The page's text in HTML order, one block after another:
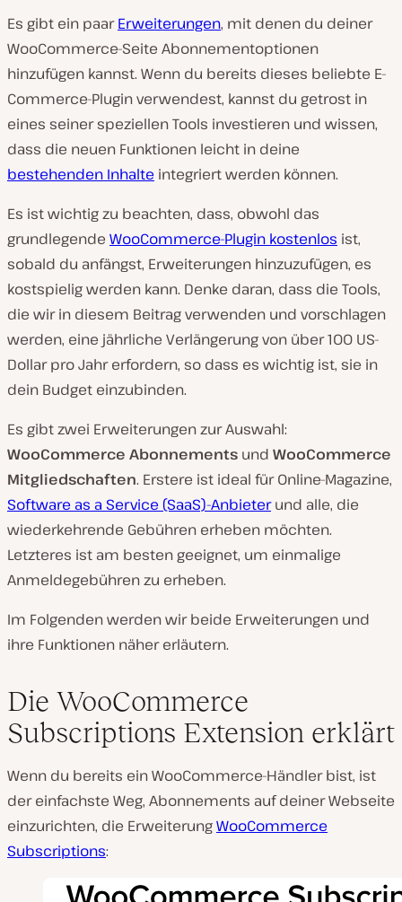
Es gibt ein paarErweiterungen, mit denen du deiner
WooCommerce-Seite Abonnementoptionen
hinzufügen kannst. Wenn du bereits dieses beliebte E-
Commerce-Plugin verwendest, kannst du getrost in
eines seiner speziellen Tools investieren und wissen,
dass die neuen Funktionen leicht in deine
bestehenden Inhalte integriert werden können.
Es ist wichtig zu beachten, dass, obwohl das
grundlegende WooCommerce-Plugin kostenlos ist,
sobald du anfängst, Erweiterungen hinzuzufügen, es
kostspielig werden kann. Denke daran, dass die Tools,
die wir in diesem Beitrag verwenden und vorschlagen
werden, eine jährliche Verlängerung von über 100 US-
Dollar pro Jahr erfordern, so dass es wichtig ist, sie in
dein Budget einzubinden.
Es gibt zwei Erweiterungen zur Auswahl:
WooCommerce Abonnements und WooCommerce
Mitgliedschaften. Erstere ist ideal für Online-Magazine,
Software as a Service (SaaS)-Anbieterund alle, die
wiederkehrende Gebühren erheben möchten.
Letzteres ist am besten geeignet, um einmalige
Anmeldegebühren zu erheben.
Im Folgenden werden wir beide Erweiterungen und
ihre Funktionen näher erläutern.
Die WooCommerce
Subscriptions Extension erklärt
Wenn du bereits ein WooCommerce-Händler bist, ist
der einfachste Weg, Abonnements auf deiner Webseite
einzurichten, die ErweiterungWooCommerce
Subscriptions: